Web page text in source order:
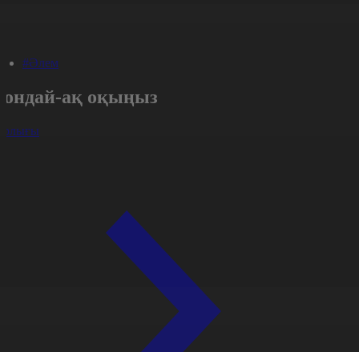
#Әлем
ақ оқыңыз